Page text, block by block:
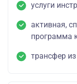
услуги
активная,
программа
трансфер